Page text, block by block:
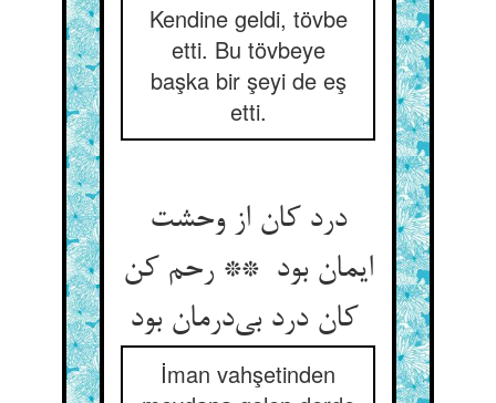
Kendine geldi, tövbe
etti. Bu tövbeye
başka bir şeyi de eş
etti.
درد کان از وحشت
ایمان بود ** رحم کن
İman vahşetinden